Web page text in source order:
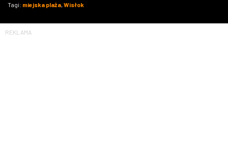
Tagi: miejska plaża, Wisłok
REKLAMA